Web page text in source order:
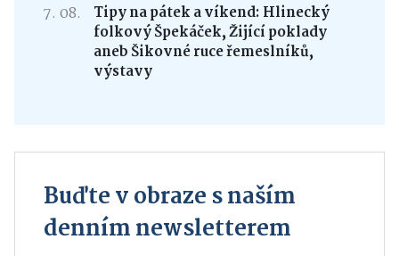
7. 08.
Tipy na pátek a víkend: Hlinecký
folkový Špekáček, Žijící poklady
aneb Šikovné ruce řemeslníků,
výstavy
Buďte v obraze s naším
denním newsletterem